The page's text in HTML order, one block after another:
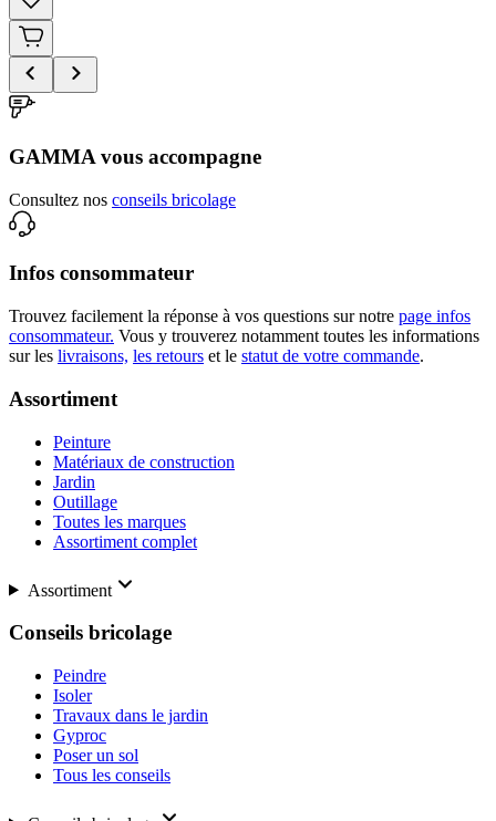
GAMMA vous accompagne
Consultez nos conseils bricolage
Infos consommateur
Trouvez facilement la réponse à vos questions sur notre page infos
consommateur. Vous y trouverez notamment toutes les informations
sur les livraisons, les retours et le statut de votre commande.
Assortiment
Peinture
Matériaux de construction
Jardin
Outillage
Toutes les marques
Assortiment complet
Assortiment
Conseils bricolage
Peindre
Isoler
Travaux dans le jardin
Gyproc
Poser un sol
Tous les conseils